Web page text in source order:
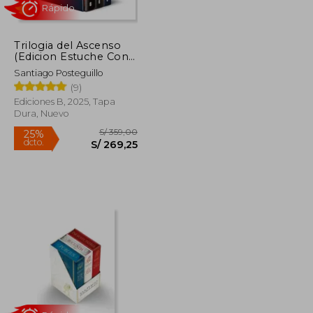
S/ 99,00
S/ 64,35
20%
dcto.
Trilogia del Ascenso
(Edicion Estuche Con:
Roma soy yo, Maldita
Roma, los Tres
Mundos)
Santiago Posteguillo
(9)
Ediciones B, 2025, Tapa
Dura, Nuevo